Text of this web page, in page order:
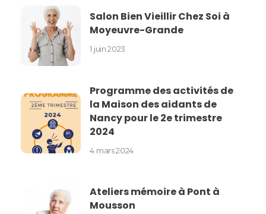
Salon Bien Vieillir Chez Soi à
Moyeuvre-Grande
1 juin 2023
Programme des activités de
la Maison des aidants de
Nancy pour le 2e trimestre
2024
4 mars 2024
Ateliers mémoire à Pont à
Mousson